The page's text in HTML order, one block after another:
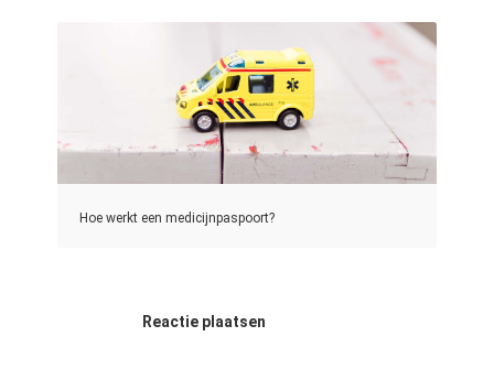
Hoe werkt een medicijnpaspoort?
Reactie plaatsen